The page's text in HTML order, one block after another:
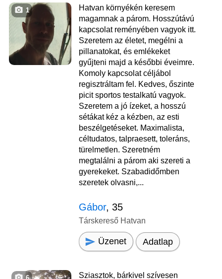
1
Hatvan környékén keresem
magamnak a párom. Hosszútávú
kapcsolat reményében vagyok itt.
Szeretem az életet, megélni a
pillanatokat, és emlékeket
gyűjteni majd a későbbi éveimre.
Komoly kapcsolat céljábol
regisztráltam fel. Kedves, őszinte
picit sportos testalkatú vagyok.
Szeretem a jó ízeket, a hosszú
sétákat kéz a kézben, az esti
beszélgetéseket. Maximalista,
céltudatos, talpraesett, toleráns,
türelmetlen. Szeretném
megtalálni a párom aki szereti a
gyerekeket. Szabadidőmben
szeretek olvasni,...
Gábor, 35
Társkereső Hatvan
Üzenet Adatlap
Sziasztok, bárkivel szívesen